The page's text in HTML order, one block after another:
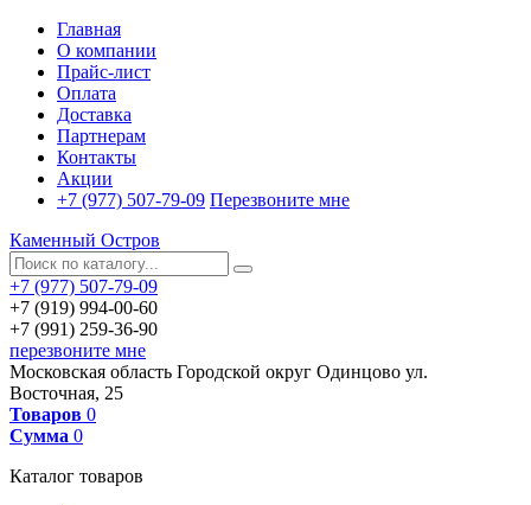
Главная
О компании
Прайс-лист
Оплата
Доставка
Партнерам
Контакты
Акции
+7 (977) 507-79-09 Перезвоните мне
Каменный Остров
+7 (977) 507-79-09
+7 (919) 994-00-60
+7 (991) 259-36-90
перезвоните мне
Московская область Городской округ Одинцово ул.
Восточная, 25
Товаров 0
Сумма 0
Каталог товаров